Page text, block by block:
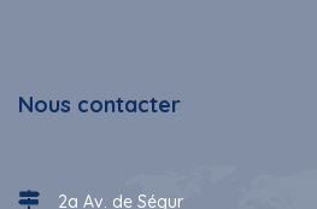
Nous contacter
2a Av. de Ségur